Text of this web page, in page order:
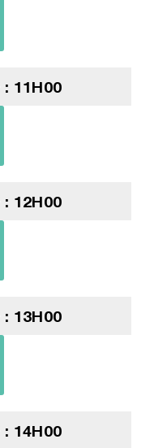
: 11H00
: 12H00
: 13H00
: 14H00